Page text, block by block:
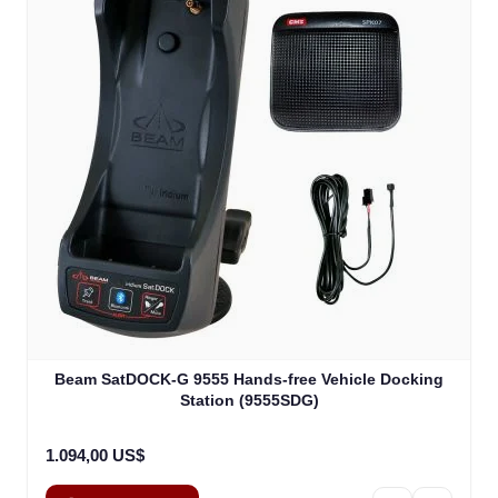
Beam SatDOCK-G 9555 Hands-free Vehicle Docking
Station (9555SDG)
1.094,00 US$